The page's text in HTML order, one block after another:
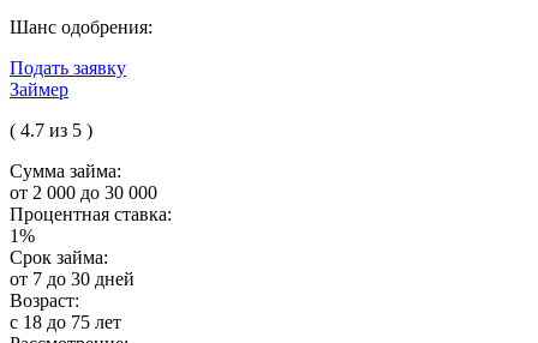
Шанс одобрения:
Подать заявку
Займер
( 4.7 из 5 )
Сумма займа:
от 2 000 до 30 000
Процентная ставка:
1%
Срок займа:
от 7 до 30 дней
Возраст:
с 18 до 75 лет